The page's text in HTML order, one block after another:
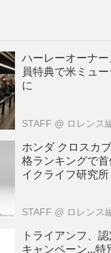
ハーレーオーナ
員特典で米ミュ
に
STAFF @ ロレンス
ホンダ クロスカ
格ランキングで
イクライフ研究所
STAFF @ ロレンス
トライアンフ、
キャンペーン...特